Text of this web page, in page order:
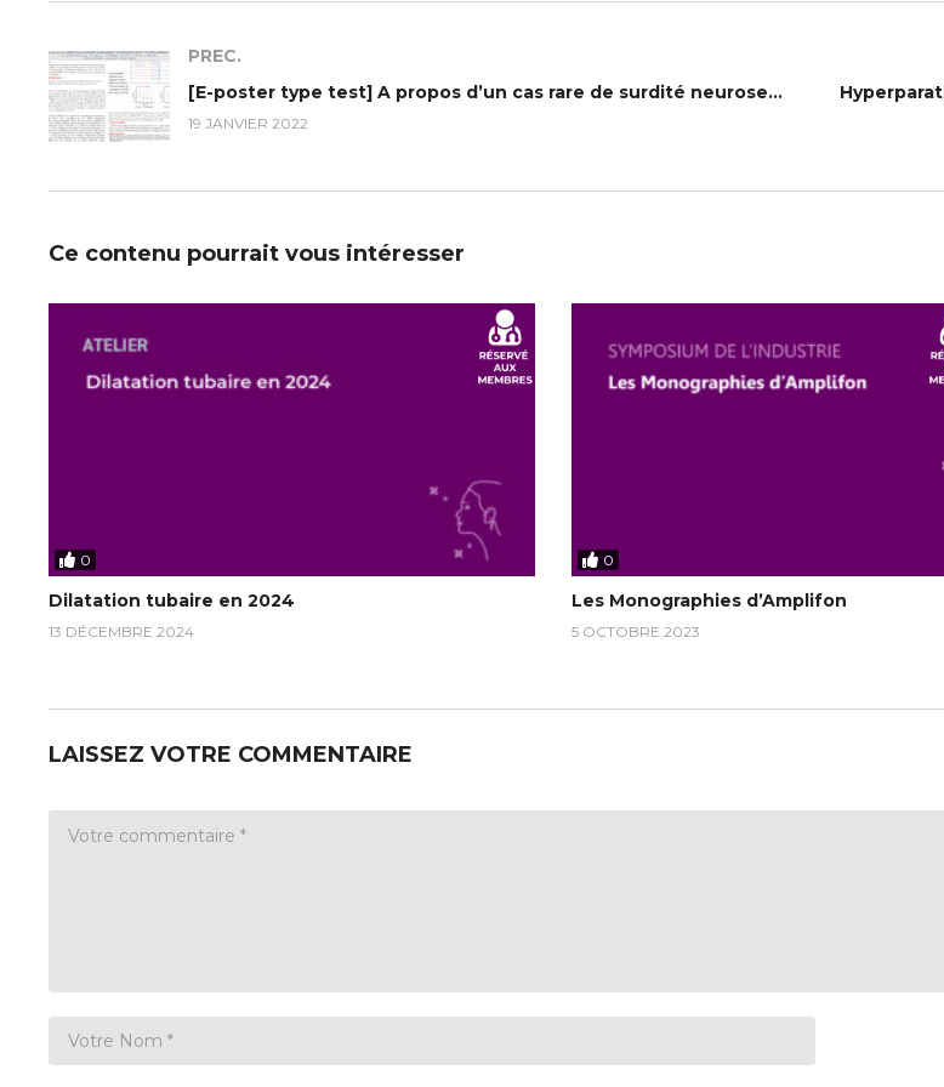
PREC.
[E-poster type test] A propos d’un cas rare de surdité neurosensorielle syndromique à manifestation rénale : L’acidose tubulaire rénale distale
19 JANVIER 2022
Ce contenu pourrait vous intéresser
0
Dilatation tubaire en 2024
13 DÉCEMBRE 2024
0
Les Monographies d’Amplifon
5 OCTOBRE 2023
LAISSEZ VOTRE COMMENTAIRE